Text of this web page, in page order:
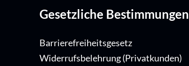
Gesetzliche Bestimmungen
Barrierefreiheitsgesetz
Widerrufsbelehrung (Privatkunden)